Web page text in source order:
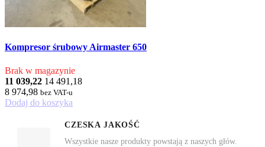
Kompresor śrubowy Airmaster 650
Brak w magazynie
11 039,22 14 491,18
8 974,98 bez VAT-u
Dodaj do koszyka
CZESKA JAKOŚĆ
Wszystkie nasze produkty powstają z naszych głów.